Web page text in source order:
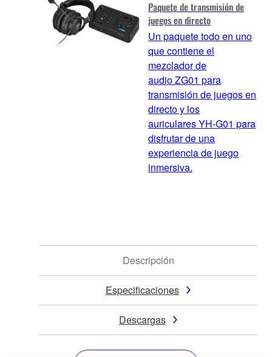
Paquete de transmisión de
juegos en directo
Un paquete todo en uno
que contiene el
mezclador de
audio ZG01 para
transmisión de juegos en
directo y los
auriculares YH-G01 para
disfrutar de una
experiencia de juego
inmersiva.
Descripción
Especificaciones
Descargas